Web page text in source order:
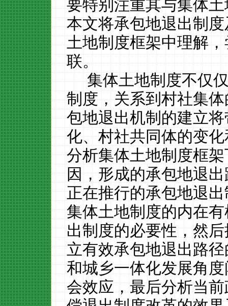
要特别注重其与集体
本文将承包地退出制
土地制度框架中理解
联。
集体土地制度不仅
制度，关系到村社集
包地退出机制的建立
化、村社共同体的变
分析集体土地制度框
因，形成的承包地退
正在推行的承包地退
集体土地制度的内在
出制度的必要性，然
立有效承包地退出路
和城乡一体化发展角
会效应，最后分析当